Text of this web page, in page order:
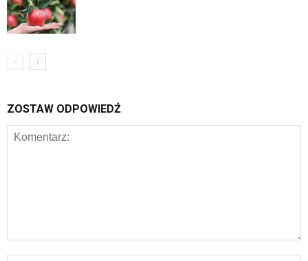
ZOSTAW ODPOWIEDŹ